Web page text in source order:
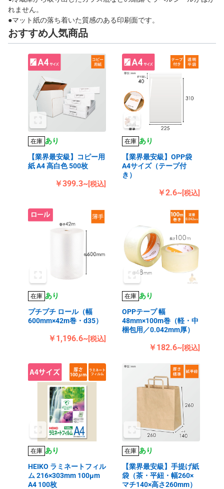
れません。
●マット紙の落ち着いた質感のある印刷面です。
おすすめ人気商品
在庫 あり
【業界最安級】コピー用
紙 A4 高白色 500枚
￥399.3~[税込]
在庫 あり
【業界最安級】OPP袋
A4サイズ（テープ付
き）
￥2.6~[税込]
在庫 あり
プチプチ ロール（幅
600mm×42m巻・d35）
￥1,196.6~[税込]
在庫 あり
OPPテープ 幅
48mm×100m巻（軽・中
梱包用／0.042mm厚）
￥182.6~[税込]
在庫 あり
HEIKO ラミネートフィル
ム 216×303mm 100μm
A4 100枚
在庫 あり
【業界最安級】手提げ紙
袋（茶・平紐・幅260×
マチ140×高さ260mm）